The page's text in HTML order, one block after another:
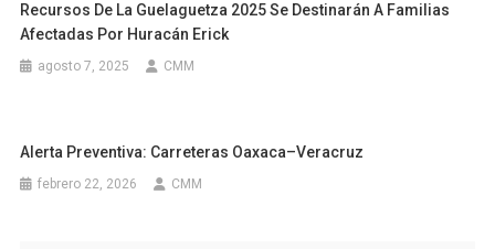
Recursos De La Guelaguetza 2025 Se Destinarán A Familias
Afectadas Por Huracán Erick
agosto 7, 2025 CMM
Alerta Preventiva: Carreteras Oaxaca–Veracruz
febrero 22, 2026 CMM